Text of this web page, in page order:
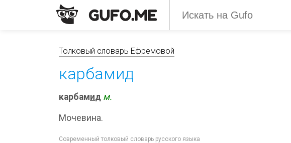
Толковый словарь Ефремовой
карбамид
карбамид м.
Мочевина.
Современный толковый словарь русского языка